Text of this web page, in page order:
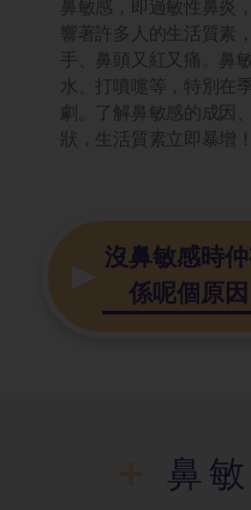
鼻敏感，即過敏性鼻炎
響著許多人的生活質素
手、鼻頭又紅又痛。鼻
水、打噴嚏等，特別在
劇。了解鼻敏感的成因
狀，生活質素立即暴增！
沒鼻敏感時
係呢個原
鼻